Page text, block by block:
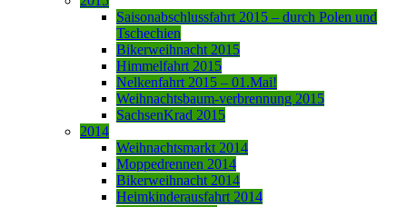
Saisonabschlussfahrt 2015 – durch Polen und
Tschechien
Bikerweihnacht 2015
Himmelfahrt 2015
Nelkenfahrt 2015 – 01.Mai!
Weihnachtsbaum-verbrennung 2015
SachsenKrad 2015
2014
Weihnachtsmarkt 2014
Moppedrennen 2014
Bikerweihnacht 2014
Heimkinderausfahrt 2014